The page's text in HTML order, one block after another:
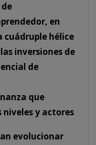
en
cuádruple hélice
inversiones de
de
que
y actores
evolucionar